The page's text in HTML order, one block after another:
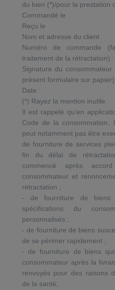
du bien (*)/pour la prestation
Commandé le
Reçu le
Nom et adresse du client
Numéro de commande
traitement de la rétractation) :
Signature du
présent formulaire sur
Date :
(*) Rayez la mention inutile.
Il est rappelé qu’en
Code de la consommation,
peut notamment pas être
de fourniture de services
fin du délai de
commencé après
consommateur et
rétractation ;
- de fourniture de biens
spécifications du
personnalisés ;
- de fourniture de biens
de se périmer rapidement ;
- de fourniture de biens
consommateur après la
renvoyés pour des raisons
de la santé;